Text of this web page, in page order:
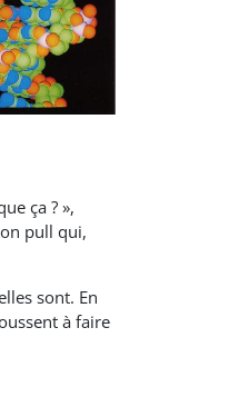
ça ? »,
pull qui,
sont. En
à faire